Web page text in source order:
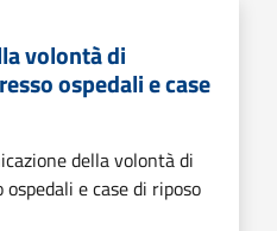
volontà di
ospedali e case
della volontà di
e case di riposo